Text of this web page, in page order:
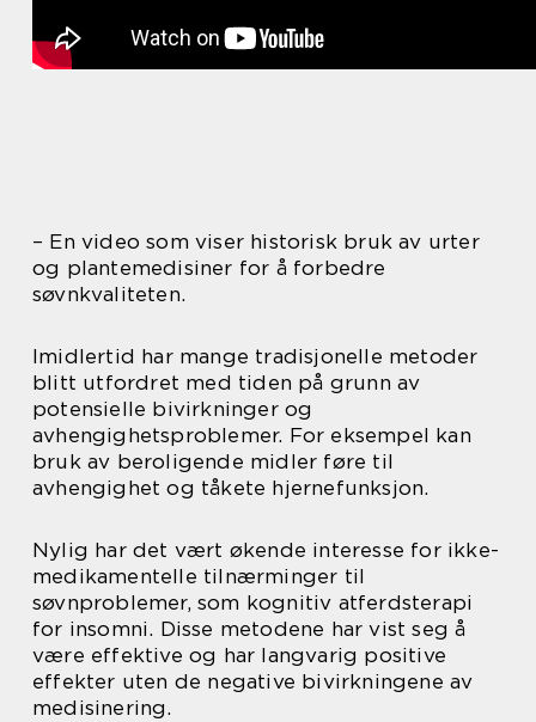
– En video som viser historisk bruk av urter
og plantemedisiner for å forbedre
søvnkvaliteten.
Imidlertid har mange tradisjonelle metoder
blitt utfordret med tiden på grunn av
potensielle bivirkninger og
avhengighetsproblemer. For eksempel kan
bruk av beroligende midler føre til
avhengighet og tåkete hjernefunksjon.
Nylig har det vært økende interesse for ikke-
medikamentelle tilnærminger til
søvnproblemer, som kognitiv atferdsterapi
for insomni. Disse metodene har vist seg å
være effektive og har langvarig positive
effekter uten de negative bivirkningene av
medisinering.